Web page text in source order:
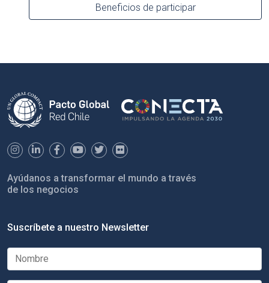
Beneficios de participar
Ayúdanos a transformar el mundo a través
de los negocios
Suscríbete a nuestro Newsletter